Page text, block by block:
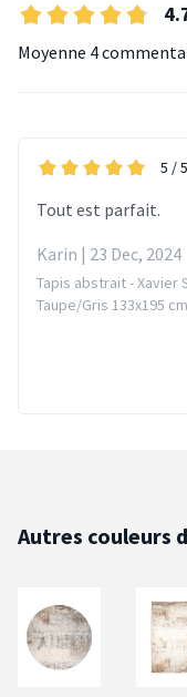
Moyenne 4
5 / 5
Tout est parfait.
Karin | 23 Dec, 2024
Tapis abstrait - Xavier
Taupe/Gris 133x195 cm
Autres couleurs